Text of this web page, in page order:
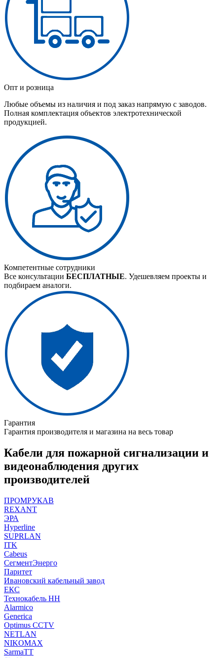
Опт и розница
Любые объемы из наличия и под заказ напрямую с заводов.
Полная комплектация объектов электротехнической
продукцией.
Компетентные сотрудники
Все консультации БЕСПЛАТНЫЕ. Удешевляем проекты и
подбираем аналоги.
Гарантия
Гарантия производителя и магазина на весь товар
Кабели для пожарной сигнализации и
видеонаблюдения других
производителей
ПРОМРУКАВ
REXANT
ЭРА
Hyperline
SUPRLAN
ITK
Cabeus
СегментЭнерго
Паритет
Ивановский кабельный завод
ЕКС
Технокабель НН
Alarmico
Generica
Optimus CCTV
NETLAN
NIKOMAX
SarmaTT